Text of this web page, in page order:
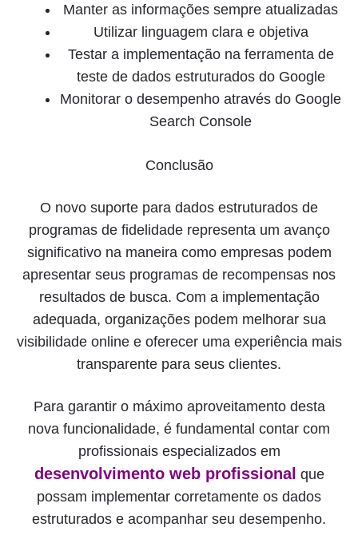
Manter as informações sempre atualizadas
Utilizar linguagem clara e objetiva
Testar a implementação na ferramenta de
teste de dados estruturados do Google
Monitorar o desempenho através do Google
Search Console
Conclusão
O novo suporte para dados estruturados de
programas de fidelidade representa um avanço
significativo na maneira como empresas podem
apresentar seus programas de recompensas nos
resultados de busca. Com a implementação
adequada, organizações podem melhorar sua
visibilidade online e oferecer uma experiência mais
transparente para seus clientes.
Para garantir o máximo aproveitamento desta
nova funcionalidade, é fundamental contar com
profissionais especializados em
desenvolvimento web profissional que
possam implementar corretamente os dados
estruturados e acompanhar seu desempenho.